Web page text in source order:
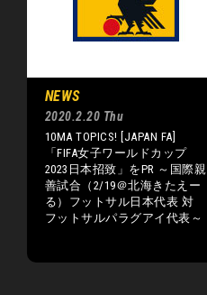
NEWS
2020.2.20 Thu
10MA TOPICS! [JAPAN FA]
「FIFA女子ワールドカップ
2023日本招致」をPR ～国際親
善試合（2/19＠北海きたえー
る）フットサル日本代表 対
フットサルパラグアイ代表～